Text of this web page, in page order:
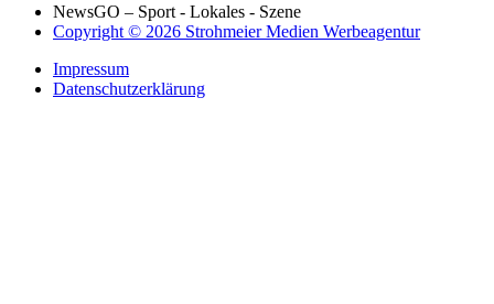
NewsGO – Sport - Lokales - Szene
Copyright © 2026 Strohmeier Medien Werbeagentur
Impressum
Datenschutzerklärung